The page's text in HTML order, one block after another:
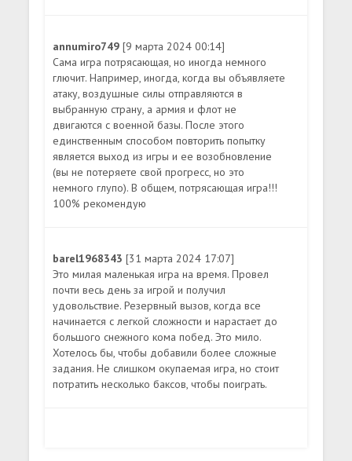
annumiro749[9 марта 2024 00:14]
Сама игра потрясающая, но иногда немного
глючит. Например, иногда, когда вы объявляете
атаку, воздушные силы отправляются в
выбранную страну, а армия и флот не
двигаются с военной базы. После этого
единственным способом повторить попытку
является выход из игры и ее возобновление
(вы не потеряете свой прогресс, но это
немного глупо). В общем, потрясающая игра!!!
100% рекомендую
barel1968343[31 марта 2024 17:07]
Это милая маленькая игра на время. Провел
почти весь день за игрой и получил
удовольствие. Резервный вызов, когда все
начинается с легкой сложности и нарастает до
большого снежного кома побед. Это мило.
Хотелось бы, чтобы добавили более сложные
задания. Не слишком окупаемая игра, но стоит
потратить несколько баксов, чтобы поиграть.